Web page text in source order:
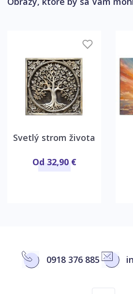
Svetlý strom života
Od 32,90 €
0918 376 885